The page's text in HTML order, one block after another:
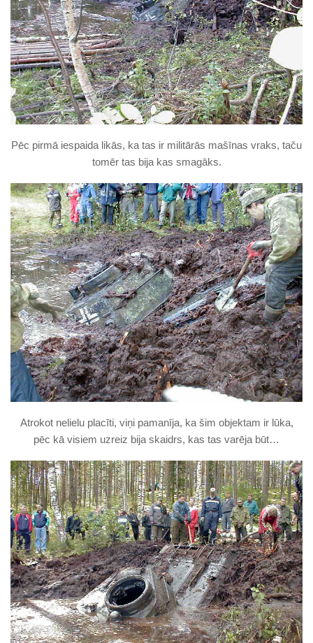
Pēc pirmā iespaida likās, ka tas ir militārās mašīnas vraks, taču
tomēr tas bija kas smagāks.
Atrokot nelielu placīti, viņi pamanīja, ka šim objektam ir lūka,
pēc kā visiem uzreiz bija skaidrs, kas tas varēja būt…